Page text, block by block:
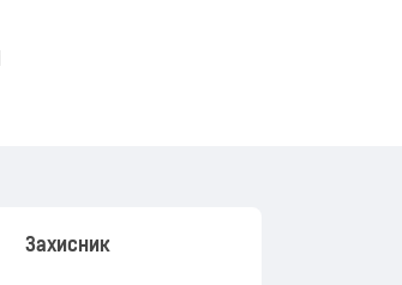
Захисник